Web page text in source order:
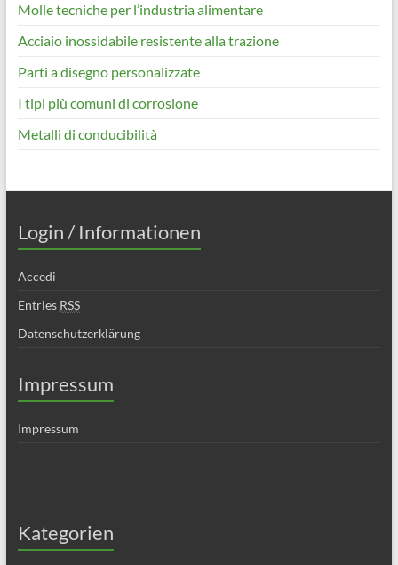
Molle tecniche per l’industria alimentare
Acciaio inossidabile resistente alla trazione
Parti a disegno personalizzate
I tipi più comuni di corrosione
Metalli di conducibilità
Login / Informationen
Accedi
Entries RSS
Datenschutzerklärung
Impressum
Impressum
Kategorien